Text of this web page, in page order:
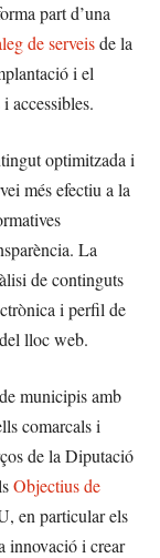
part d’una
de serveisde la
i el
accessibles.
optimitzada i
més efectiu a la
La
de continguts
i perfil de
lloc web.
municipis amb
comarcals i
de la Diputació
Objectius de
en particular els
innovació i crear